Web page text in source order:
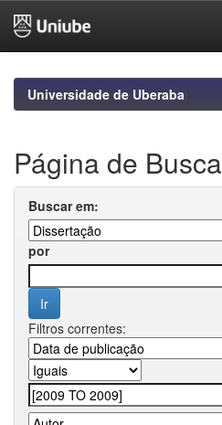
navigationUniversidade de Uberaba
Página de Busca
Buscar em:
por
Filtros correntes: